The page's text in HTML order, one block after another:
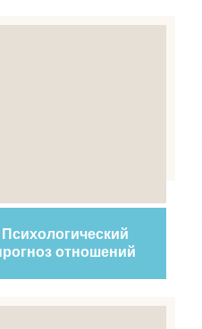
Психологический
отношений